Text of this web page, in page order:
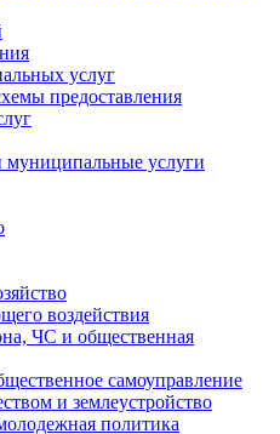
услуг
предоставления
муниципальные услуги
воздействия
ЧС и общественная
самоуправление
и землеустройство
политика